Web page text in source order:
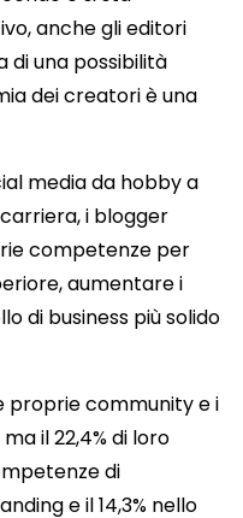
anche gli editori
di una possibilità
dei creatori è una
media da hobby a
i blogger
competenze per
aumentare i
di business più solido
proprie community e i
il 22,4% di loro
di
e il 14,3% nello